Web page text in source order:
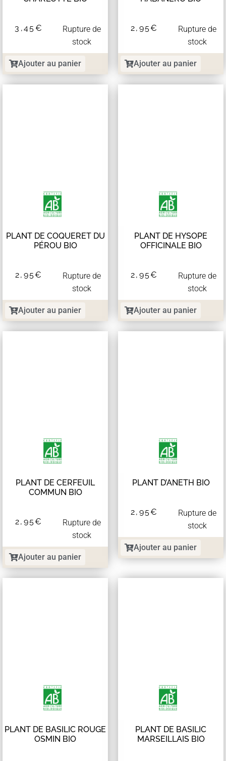
3,45€
Rupture de
stock
Ajouter au panier
2,95€
Rupture de
stock
Ajouter au panier
PLANT DE COQUERET DU
PÉROU BIO
2,95€
Rupture de
stock
Ajouter au panier
PLANT DE HYSOPE
OFFICINALE BIO
2,95€
Rupture de
stock
Ajouter au panier
PLANT DE CERFEUIL
COMMUN BIO
2,95€
Rupture de
stock
Ajouter au panier
PLANT D’ANETH BIO
2,95€
Rupture de
stock
Ajouter au panier
PLANT DE BASILIC ROUGE
OSMIN BIO
PLANT DE BASILIC
MARSEILLAIS BIO